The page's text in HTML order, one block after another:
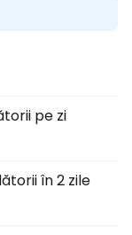
pe zi
în 2 zile